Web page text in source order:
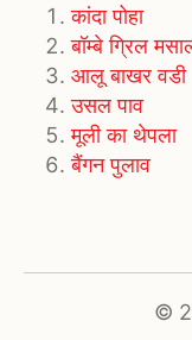
कांदा पोहा
बॉम्बे ग्रिल
आलू बाखर वडी
उसल पाव
मूली का थेपला
बैंगन पुलाव
©